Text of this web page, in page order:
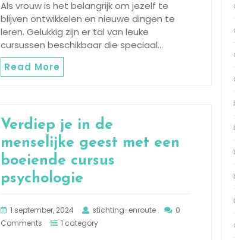
Als vrouw is het belangrijk om jezelf te
blijven ontwikkelen en nieuwe dingen te
leren. Gelukkig zijn er tal van leuke
cursussen beschikbaar die speciaal…
Read More
Verdiep je in de
menselijke geest met een
boeiende cursus
psychologie
1 september, 2024 stichting-enroute
0
Comments
1 category